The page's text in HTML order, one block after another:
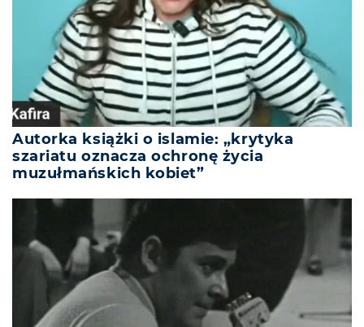
Autorka książki o islamie: „krytyka
szariatu oznacza ochronę życia
muzułmańskich kobiet”